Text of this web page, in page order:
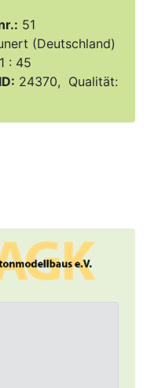
51
(Deutschland)
: 45
ID: 24370, Qualität: